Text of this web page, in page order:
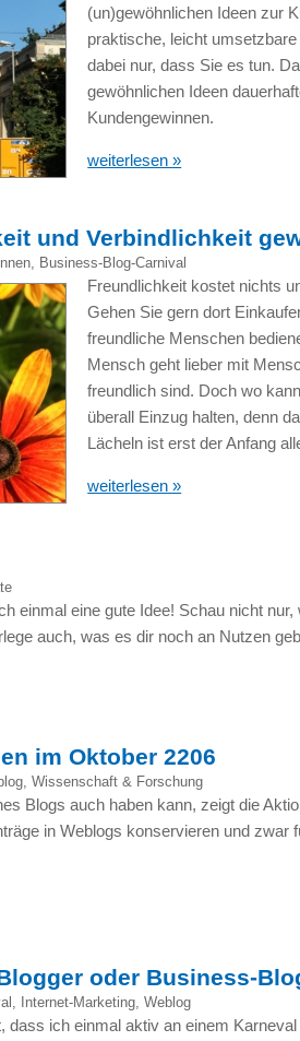
(un)gewöhnlichen Ideen zur
praktische, leicht
dabei nur, dass Sie es tun.
gewöhnlichen Ideen
Kundengewinnen.
weiterlesen »
und Verbindlichkeit
Business-Blog-Carnival
Freundlichkeit kostet nichts
Gehen Sie gern dort
freundliche Menschen
Mensch geht lieber mit
freundlich sind. Doch wo
überall Einzug halten, denn
Lächeln ist erst der Anfang
weiterlesen »
einmal eine gute Idee! Schau nicht nur,
auch, was es dir noch an Nutzen
im Oktober 2206
, Wissenschaft & Forschung
Blogs auch haben kann, zeigt die
in Weblogs konservieren und zwar
oder Business-
, Internet-Marketing, Weblog
dass ich einmal aktiv an einem